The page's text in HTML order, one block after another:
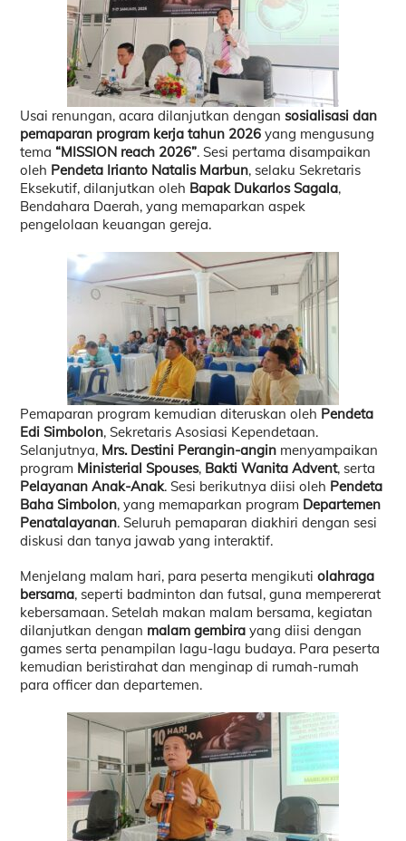
Usai renungan, acara dilanjutkan dengansosialisasi dan
pemaparan program kerja tahun 2026 yang mengusung
tema “MISSION reach 2026”. Sesi pertama disampaikan
oleh Pendeta Irianto Natalis Marbun, selaku Sekretaris
Eksekutif, dilanjutkan oleh Bapak Dukarlos Sagala,
Bendahara Daerah, yang memaparkan aspek
pengelolaan keuangan gereja.
Pemaparan program kemudian diteruskan oleh Pendeta
Edi Simbolon, Sekretaris Asosiasi Kependetaan.
Selanjutnya, Mrs. Destini Perangin-angin menyampaikan
program Ministerial Spouses, Bakti Wanita Advent, serta
Pelayanan Anak-Anak. Sesi berikutnya diisi oleh Pendeta
Baha Simbolon, yang memaparkan program Departemen
Penatalayanan. Seluruh pemaparan diakhiri dengan sesi
diskusi dan tanya jawab yang interaktif.
Menjelang malam hari, para peserta mengikutiolahraga
bersama, seperti badminton dan futsal, guna mempererat
kebersamaan. Setelah makan malam bersama, kegiatan
dilanjutkan dengan malam gembira yang diisi dengan
games serta penampilan lagu-lagu budaya. Para peserta
kemudian beristirahat dan menginap di rumah-rumah
para officer dan departemen.